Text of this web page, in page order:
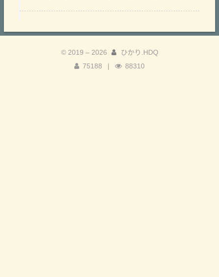
© 2019 – 2026
ひかり.HDQ
75188
| 88310